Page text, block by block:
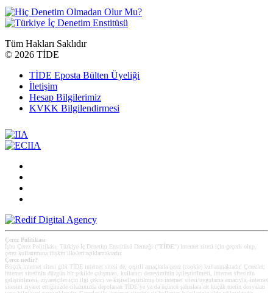
Tüm Hakları Saklıdır
© 2026 TİDE
TİDE Eposta Bülten Üyeliği
İletişim
Hesap Bilgilerimiz
KVKK Bilgilendirmesi
Çerez Politikası
İşbu Çerez Politikası, Türkiye İç Denetim Enstitüsü Derneği (" TİDE ") internet sitesi için geçerli olup,
çerez kullanımına ilişkin ilkeleri açıklamaktadır.
Çerez nedir?
Birçok internet sitesi gibi TİDE internet sitesi de, çeşitli amaçlarla çerez (cookie) kullanmaktadır. Çerezler;
internet sitesinin düzgün bir şekilde çalışması, kullanıcı deneyiminin iyileştirilmesi, internet sitesinin
geliştirilmesi, ziyaretçiler için ilgi çekici ve kişiselleştirilmiş bir internet sitesi/uygulama amacıyla, internet
sitesini ziyaret ettiğinizde cihazınızda depolanan TİDE’ye ya da üçüncü şahıslara ait küçük metin dosyaları